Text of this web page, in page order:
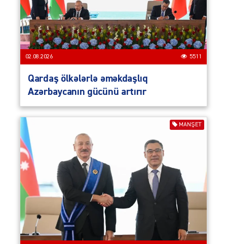
02.08.2026 5511
Qardaş ölkələrlə əməkdaşlıq
Azərbaycanın gücünü artırır
MANŞET